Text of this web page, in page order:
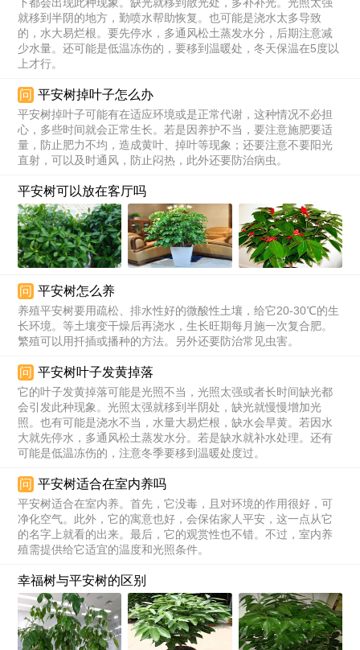
就移到半阴的地方，勤喷水帮助恢复。也可能是浇水太多导致
的，水大易烂根。要先停水，多通风松土蒸发水分，后期注意减
少水量。还可能是低温冻伤的，要移到温暖处，冬天保温在5度以
上才行。
问 平安树掉叶子怎么办
平安树掉叶子可能有在适应环境或是正常代谢，这种情况不必担
心，多些时间就会正常生长。若是因养护不当，要注意施肥要适
量，防止肥力不均，造成黄叶、掉叶等现象；还要注意不要阳光
直射，可以及时通风，防止闷热，此外还要防治病虫。
平安树可以放在客厅吗
问 平安树怎么养
养殖平安树要用疏松、排水性好的微酸性土壤，给它20-30℃的生
长环境。等土壤变干燥后再浇水，生长旺期每月施一次复合肥。
繁殖可以用扦插或播种的方法。另外还要防治常见虫害。
问 平安树叶子发黄掉落
它的叶子发黄掉落可能是光照不当，光照太强或者长时间缺光都
会引发此种现象。光照太强就移到半阴处，缺光就慢慢增加光
照。也有可能是浇水不当，水量大易烂根，缺水会旱黄。若因水
大就先停水，多通风松土蒸发水分。若是缺水就补水处理。还有
可能是低温冻伤的，注意冬季要移到温暖处度过。
问 平安树适合在室内养吗
平安树适合在室内养。首先，它没毒，且对环境的作用很好，可
净化空气。此外，它的寓意也好，会保佑家人平安，这一点从它
的名字上就看的出来。最后，它的观赏性也不错。不过，室内养
殖需提供给它适宜的温度和光照条件。
幸福树与平安树的区别